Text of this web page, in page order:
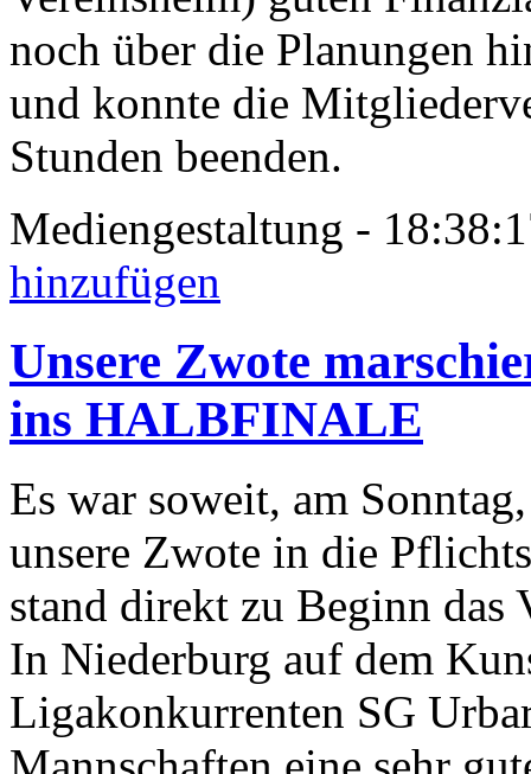
noch über die Planungen
und konnte die
Stunden beenden.
Mediengestaltung -
hinzufügen
Unsere Zwote
ins HALBFINALE
Es war soweit, am
unsere Zwote in die
stand direkt zu Beginn
In Niederburg auf dem
Ligakonkurrenten SG